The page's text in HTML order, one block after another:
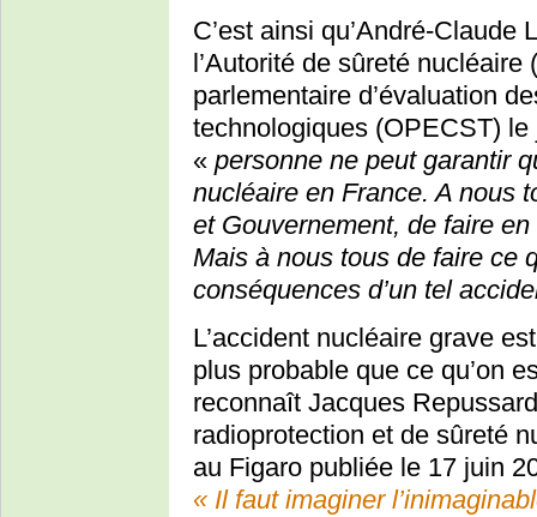
C’est ainsi qu’André-Claude
l’Autorité de sûreté
parlementaire d’évaluation
technologiques (OPECST)
« personne ne peut garantir
nucléaire en France. A nous
et Gouvernement, de faire
Mais à nous tous de faire ce
conséquences d’un tel
L’accident nucléaire grave
plus probable que ce qu’on
reconnaît Jacques
radioprotection et de sûreté
au Figaro publiée le 17 juin
« Il faut imaginer